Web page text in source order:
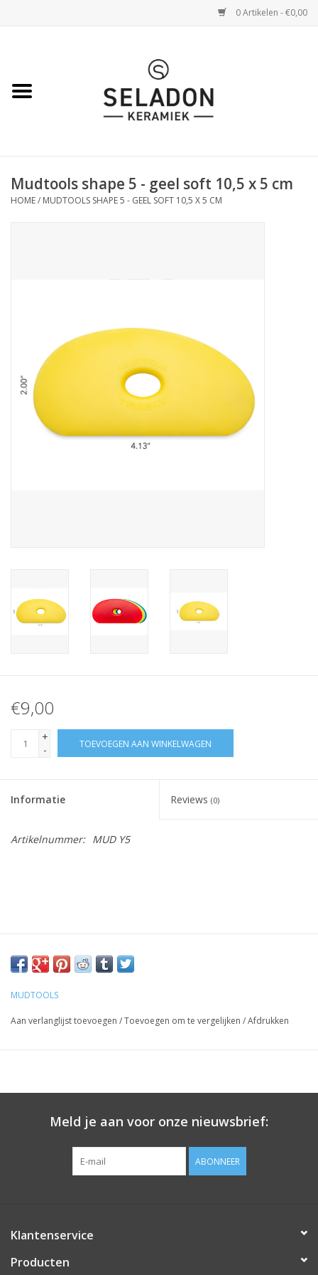
0 Artikelen - €0,00
VERZENDING
Mudtools shape 5 - geel soft 10,5 x 5 cm
HOME/ MUDTOOLS SHAPE 5 - GEEL SOFT 10,5 X 5 CM
€9,00
+
-
TOEVOEGEN AAN WINKELWAGEN
Informatie Reviews (0)
Artikelnummer: MUD Y5
MUDTOOLS
Aan verlanglijst toevoegen /Toevoegen om te vergelijken /Afdrukken
Meld je aan voor onze nieuwsbrief:
ABONNEER
Klantenservice
Producten